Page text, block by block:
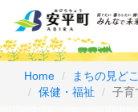
Home まちの見ど
保健・福祉
子育